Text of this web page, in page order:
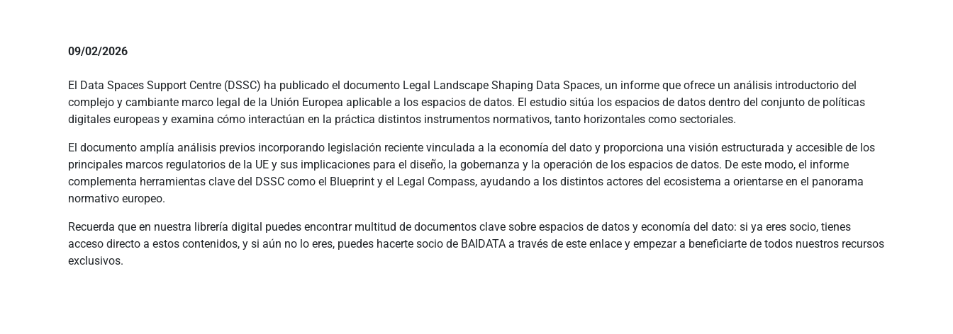
09/02/2026
El Data Spaces Support Centre (DSSC) ha publicado el documento Legal Landscape Shaping Data Spaces, un informe que ofrece un análisis introductorio del
complejo y cambiante marco legal de la Unión Europea aplicable a los espacios de datos. El estudio sitúa los espacios de datos dentro del conjunto de políticas
digitales europeas y examina cómo interactúan en la práctica distintos instrumentos normativos, tanto horizontales como sectoriales.
El documento amplía análisis previos incorporando legislación reciente vinculada a la economía del dato y proporciona una visión estructurada y accesible de los
principales marcos regulatorios de la UE y sus implicaciones para el diseño, la gobernanza y la operación de los espacios de datos. De este modo, el informe
complementa herramientas clave del DSSC como el Blueprint y el Legal Compass, ayudando a los distintos actores del ecosistema a orientarse en el panorama
normativo europeo.
Recuerda que en nuestra librería digital puedes encontrar multitud de documentos clave sobre espacios de datos y economía del dato: si ya eres socio, tienes
acceso directo a estos contenidos, y si aún no lo eres, puedes hacerte socio de BAIDATA a través de este enlace y empezar a beneficiarte de todos nuestros recursos
exclusivos.